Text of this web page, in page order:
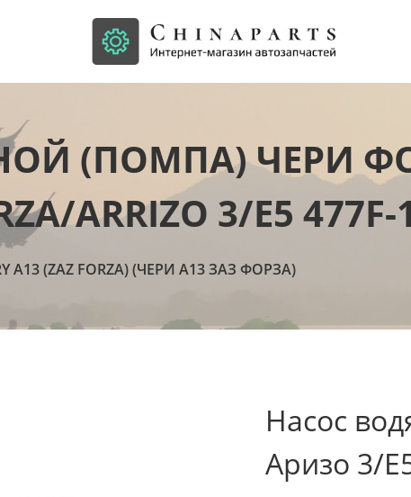
(ПОМПА) ЧЕРИ
ARRIZO 3/E5
A13 (ZAZ FORZA) (ЧЕРИ А13 ЗАЗ ФОРЗА)
Насос
Аризо 3/